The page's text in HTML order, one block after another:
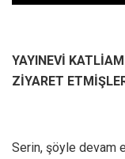
YAYINEVİ
ZİYARET
Serin, şöyle devam